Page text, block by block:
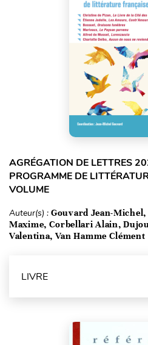
AGRÉGATION DE LETTRES
PROGRAMME DE
VOLUME
Auteur(s) : Gouvard Jean-
Maxime, Corbellari Alain,
Valentina, Van Hamme Clément
LIVRE